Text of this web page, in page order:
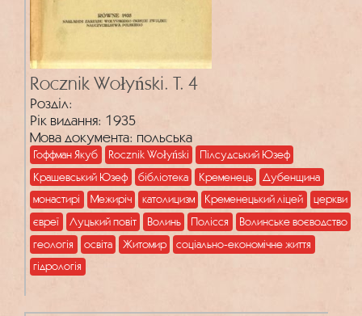
Rocznik Wołyński. T. 4
Розділ:
Рік видання: 1935
Мова документа: польська
Гоффман Якуб Rocznik Wołyński
Пілсудський Юзеф
Крашевський Юзеф
бібліотека Кременець
Дубенщина
монастирі
Межиріч католицизм Кременецький ліцей
церкви
євреї
Луцький повіт Волинь Полісся
Волинське воєводство
геологія
освіта Житомир
соціально-економічне життя
гідрологія